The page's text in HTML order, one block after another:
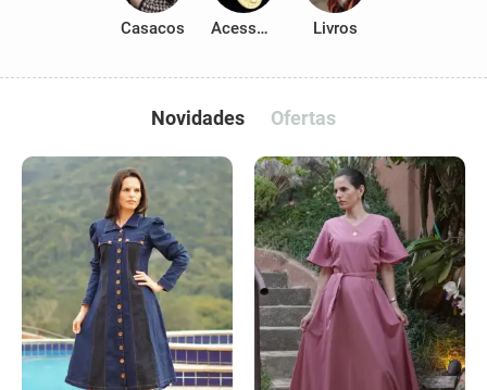
Casacos Acessórios Livros
Novidades Ofertas